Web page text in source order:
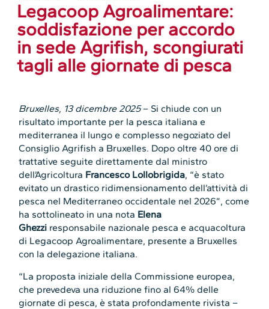
Legacoop Agroalimentare:
soddisfazione per accordo
in sede Agrifish, scongiurati
tagli alle giornate di pesca
Bruxelles, 13 dicembre 2025– Si chiude con un
risultato importante per la pesca italiana e
mediterranea il lungo e complesso negoziato del
Consiglio Agrifish a Bruxelles. Dopo oltre 40 ore di
trattative seguite direttamente dal ministro
dell’Agricoltura Francesco Lollobrigida, “è stato
evitato un drastico ridimensionamento dell’attività di
pesca nel Mediterraneo occidentale nel 2026”, come
ha sottolineato in una nota Elena
Ghezzi responsabile nazionale pesca e acquacoltura
di Legacoop Agroalimentare, presente a Bruxelles
con la delegazione italiana.
“La proposta iniziale della Commissione europea,
che prevedeva una riduzione fino al 64% delle
giornate di pesca, è stata profondamente rivista –